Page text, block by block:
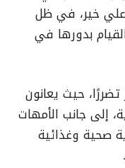
خير، في ظل
بدورها في
حيث يعانون
إلى جانب الأمهات
صحية وغذائية